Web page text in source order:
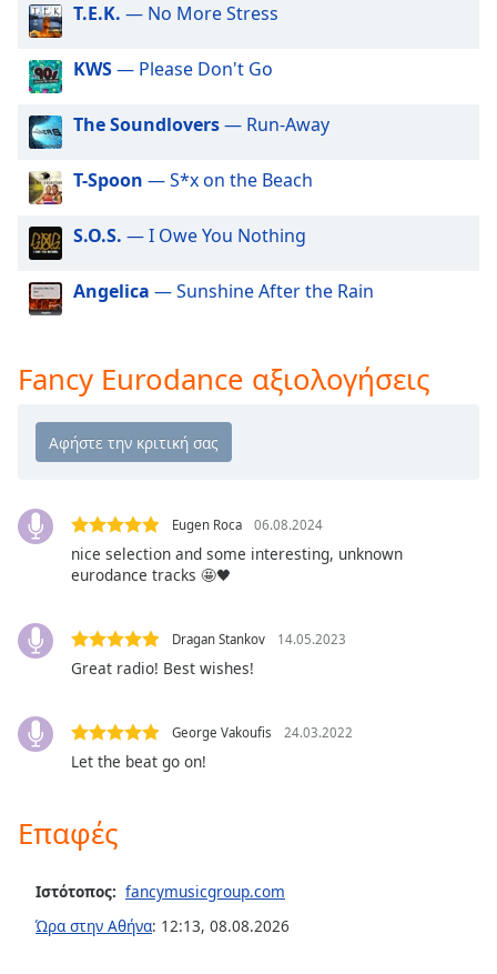
dialog
window.
Escape
cancel
and
close
window.
Text
Color
Opacity
Background
Opacity
Area
Background
Opacity
Size
Edge
T.E.K. — No More Stress
KWS— Please Don't Go
The Soundlovers— Run-Away
T-Spoon — S*x on the Beach
S.O.S. — I Owe You Nothing
Angelica — Sunshine After the Rain
Fancy Eurodance αξιολογήσεις
Eugen Roca 06.08.2024
nice selection and some interesting, unknown
eurodance tracks 🤩🖤
Dragan Stankov 14.05.2023
Great radio! Best wishes!
George Vakoufis 24.03.2022
Let the beat go on!
Επαφές
Ιστότοπος: fancymusicgroup.com
Ώρα στην Αθήνα: 12:13, 08.08.2026